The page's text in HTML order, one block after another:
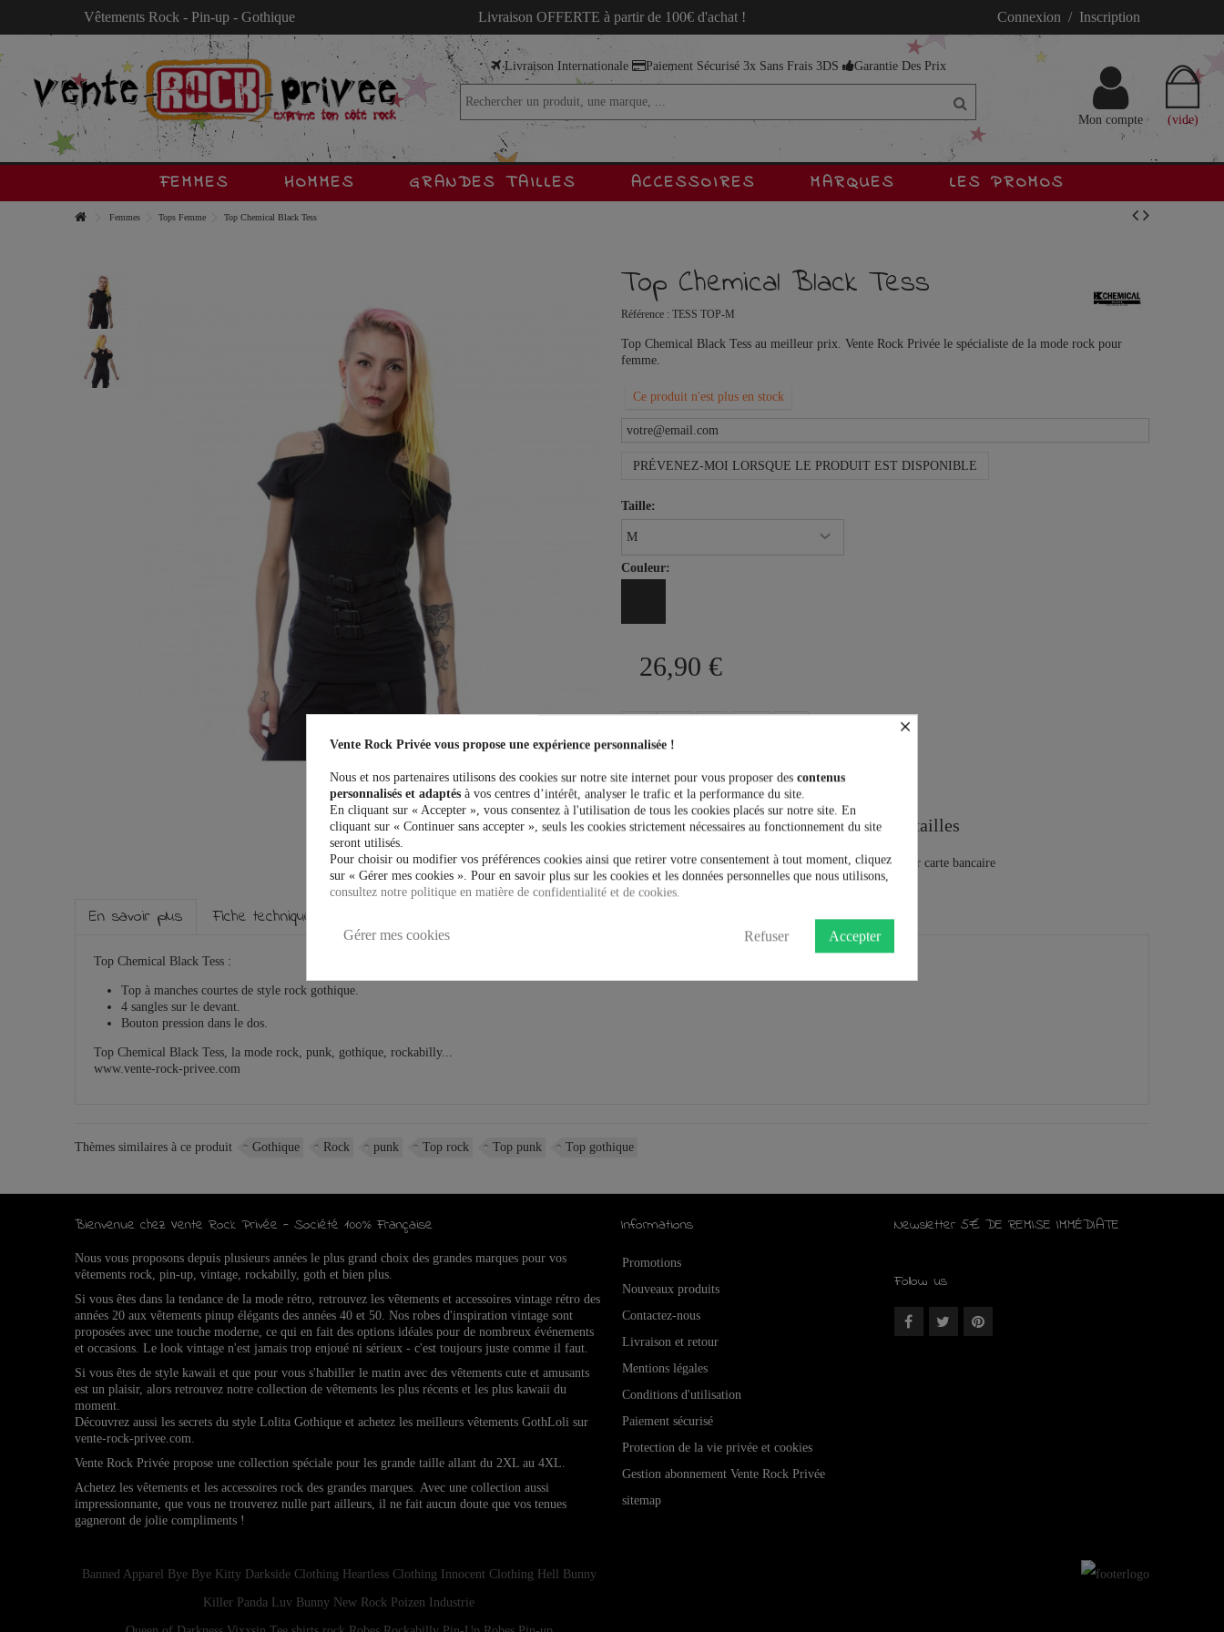
Vêtements Rock - Pin-up - Gothique Livraison OFFERTE à partir de 100€ d'achat ! Connexion / Inscription
Livraison Internationale Paiement Sécurisé 3x Sans Frais 3DS Garantie Des Prix
(vide)
Mon compte
FEMMES HOMMES GRANDES TAILLES ACCESSOIRES MARQUES LES PROMOS
Femmes Tops Femme Top Chemical Black Tess
Top Chemical Black Tess
Référence : TESS TOP-M
Top Chemical Black Tess au meilleur prix. Vente Rock Privée le spécialiste de la mode rock pour
femme.
Ce produit n'est plus en stock
PRÉVENEZ-MOI LORSQUE LE PRODUIT EST DISPONIBLE
Taille:
Couleur:
26,90 €
Plus que100,00 €et la livraison est offerte !
Guide des tailles
En savoir plus Fiche technique
Top Chemical Black Tess :
Top à manches courtes de style rock gothique.
4 sangles sur le devant.
Bouton pression dans le dos.
Top Chemical Black Tess, la mode rock, punk, gothique, rockabilly...
www.vente-rock-privee.com
Thèmes similaires à ce produit Gothique Rock punk Top rock Top punk Top gothique
Bienvenue chez Vente Rock Privée - Société 100% Française
Nous vous proposons depuis plusieurs années le plus grand choix des grandes marques pour vos
vêtements rock, pin-up, vintage, rockabilly, goth et bien plus.
Si vous êtes dans la tendance de la mode rétro, retrouvez les vêtements et accessoires vintage rétro des
années 20 aux vêtements pinup élégants des années 40 et 50.Nos robes d'inspiration vintage sont
proposées avec une touche moderne, ce qui en fait des options idéales pour de nombreux événements
et occasions.Le look vintage n'est jamais trop enjoué ni sérieux - c'est toujours juste comme il faut.
Si vous êtes de style kawaii et que pour vous s'habiller le matin avec des vêtements cute et amusants
est un plaisir, alors retrouvez notre collection de vêtements les plus récents et les plus kawaii du
moment.
Découvrez aussi les secrets du style Lolita Gothique et achetez les meilleurs vêtements GothLoli sur
vente-rock-privee.com.
Vente Rock Privée propose une collection spéciale pour les grande taille allant du 2XL au 4XL.
Achetez les vêtements et les accessoires rock des grandes marques.Avec une collection aussi
impressionnante, que vous ne trouverez nulle part ailleurs, il ne fait aucun doute que vos tenues
gagneront de jolie compliments !
Informations
Promotions
Nouveaux produits
Contactez-nous
Livraison et retour
Mentions légales
Conditions d'utilisation
Paiement sécurisé
Protection de la vie privée et cookies
Gestion abonnement Vente Rock Privée
sitemap
Newsletter 5€ DE REMISE IMMÉDIATE
Follow us
Banned Apparel Bye Bye Kitty Darkside Clothing Heartless Clothing Innocent Clothing Hell Bunny
Killer Panda Luv Bunny New Rock Poizen Industrie
×
Vente Rock Privée vous propose une expérience personnalisée !
Nous et nos partenaires utilisons des cookies sur notre site internet pour vous proposer des contenus
personnalisés et adaptés à vos centres d’intérêt, analyser le trafic et la performance du site.
En cliquant sur « Accepter », vous consentez à l'utilisation de tous les cookies placés sur notre site. En
cliquant sur « Continuer sans accepter », seuls les cookies strictement nécessaires au fonctionnement du site
seront utilisés.
Pour choisir ou modifier vos préférences cookies ainsi que retirer votre consentement à tout moment, cliquez
sur « Gérer mes cookies ». Pour en savoir plus sur les cookies et les données personnelles que nous utilisons,
consultez notre politique en matière de confidentialité et de cookies.
Accepter
Refuser
Gérer mes cookies